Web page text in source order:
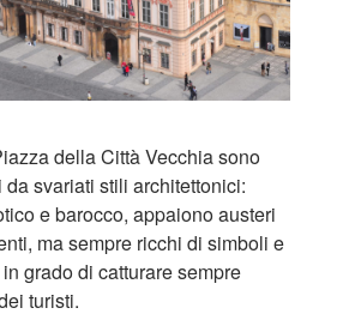
della Città Vecchia sono
da svariati stili architettonici:
e barocco, appaiono austeri
ma sempre ricchi di simboli e
grado di catturare sempre
turisti.